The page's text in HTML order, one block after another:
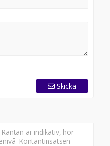
Skicka
är indikativ, hör
Kontantinsatsen